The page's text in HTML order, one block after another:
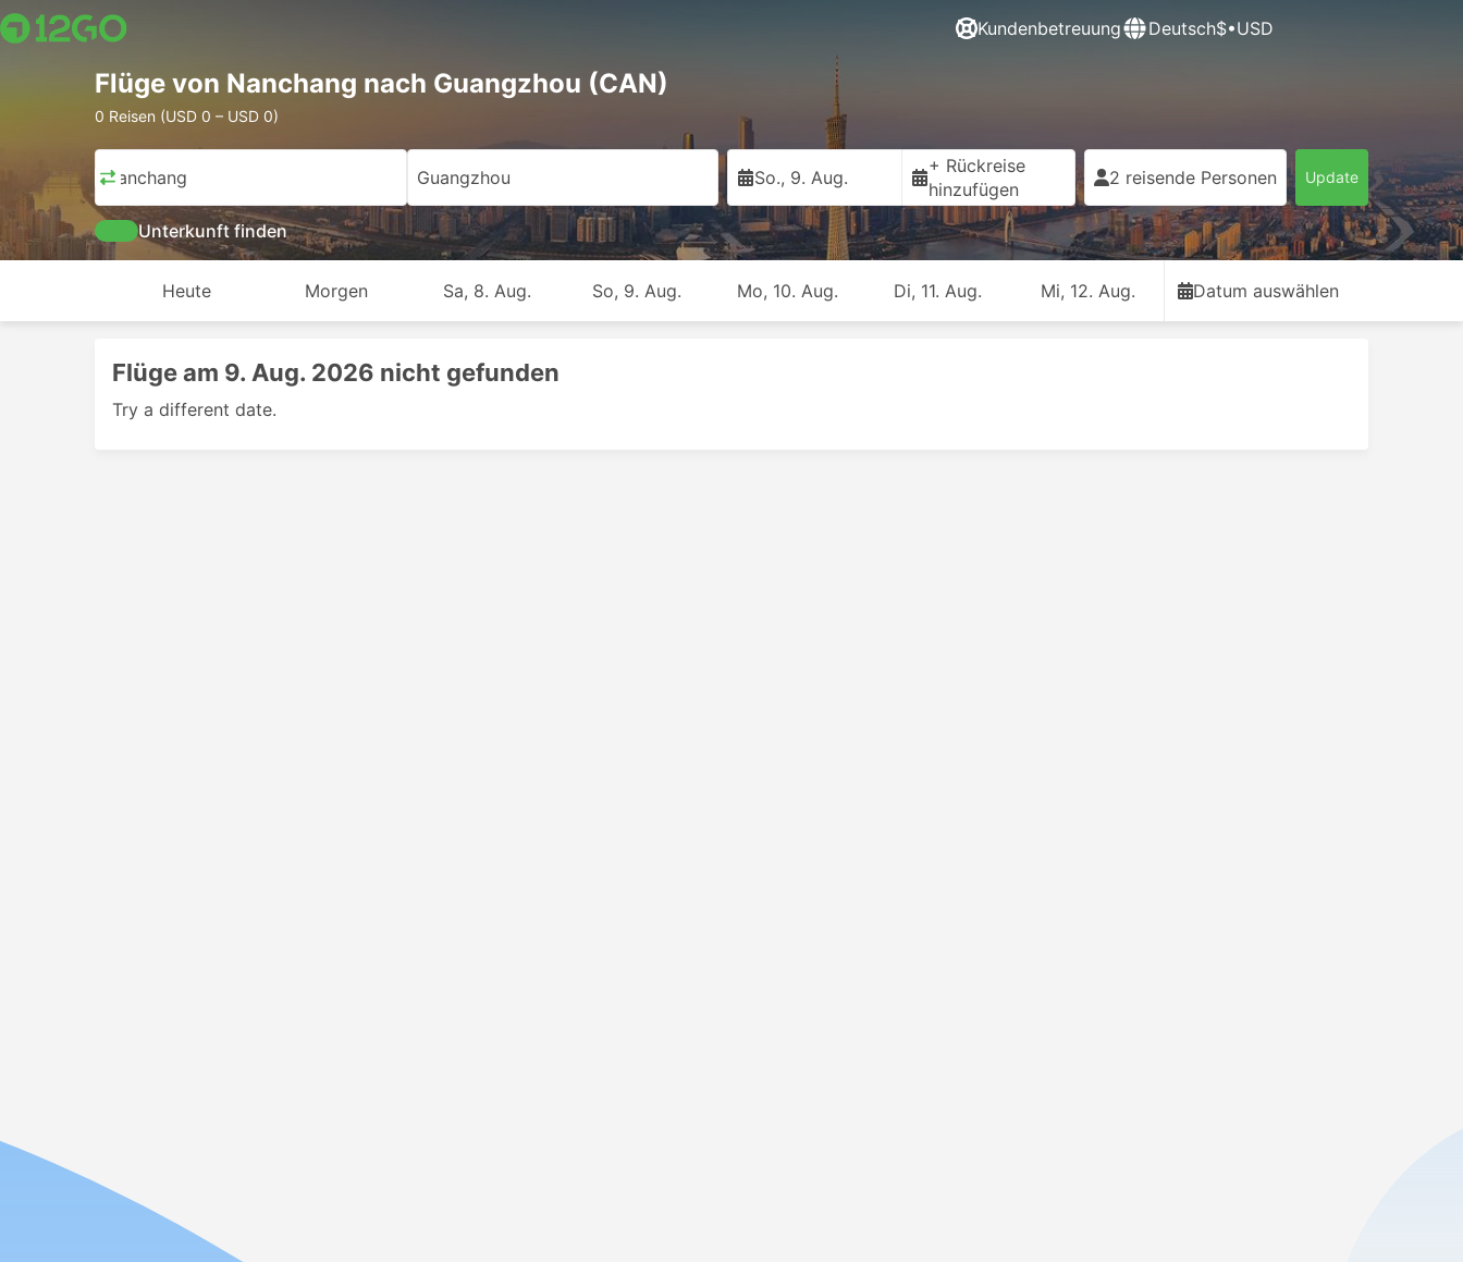
Kundenbetreuung Deutsch$•USD
Flüge von Nanchang nach Guangzhou (CAN)
0 Reisen (USD 0 – USD 0)
Nanchang Guangzhou So., 9. Aug.
+ Rückreise
hinzufügen
2 reisende Personen Update
Unterkunft finden
Heute Morgen Sa, 8. Aug. So, 9. Aug. Mo, 10. Aug. Di, 11. Aug. Mi, 12. Aug. Datum auswählen
Flüge am 9. Aug. 2026 nicht gefunden
Try a different date.